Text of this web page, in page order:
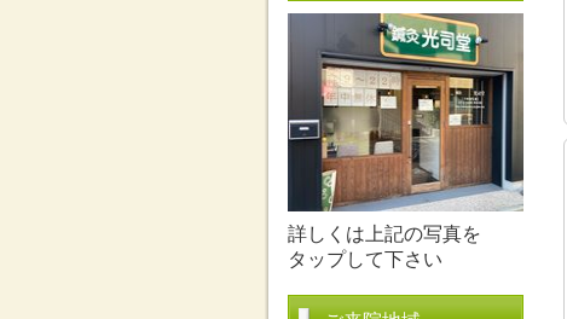
詳しくは上記の写真を
タップして下さい